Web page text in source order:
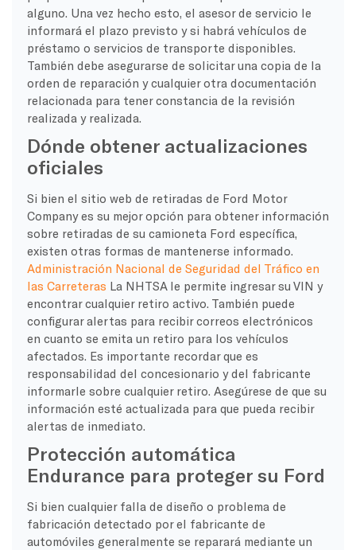
alguno. Una vez hecho esto, el asesor de servicio le
informará el plazo previsto y si habrá vehículos de
préstamo o servicios de transporte disponibles.
También debe asegurarse de solicitar una copia de la
orden de reparación y cualquier otra documentación
relacionada para tener constancia de la revisión
realizada y realizada.
Dónde obtener actualizaciones
oficiales
Si bien el sitio web de retiradas de Ford Motor
Company es su mejor opción para obtener información
sobre retiradas de su camioneta Ford específica,
existen otras formas de mantenerse informado.
Administración Nacional de Seguridad del Tráfico en
las Carreteras La NHTSA le permite ingresar su VIN y
encontrar cualquier retiro activo. También puede
configurar alertas para recibir correos electrónicos
en cuanto se emita un retiro para los vehículos
afectados. Es importante recordar que es
responsabilidad del concesionario y del fabricante
informarle sobre cualquier retiro. Asegúrese de que su
información esté actualizada para que pueda recibir
alertas de inmediato.
Protección automática
Endurance para proteger su Ford
Si bien cualquier falla de diseño o problema de
fabricación detectado por el fabricante de
automóviles generalmente se reparará mediante un